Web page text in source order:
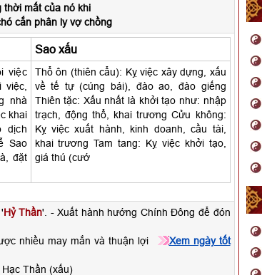
thời mất của nó khi
cắn phân ly vợ chồng
Sao xấu
việc
nhà
khai
dịch
Sao
đặt
Thổ ôn (thiên cẩu): Kỵ việc xây dựng, xấu
về tế tự (cúng bái), đào ao, đào giếng
Thiên tặc: Xấu nhất là khởi tạo như: nhập
trạch, động thổ, khai trương Cửu không:
Kỵ việc xuất hành, kinh doanh, cầu tài,
khai trương Tam tang: Kỵ việc khởi tạo,
giá thú (cướ
Hỷ Thần'. - Xuất hành hướng Chính Đông để đón
nhiều may mắn và thuận lợi
Xem ngày tốt
Thần (xấu)